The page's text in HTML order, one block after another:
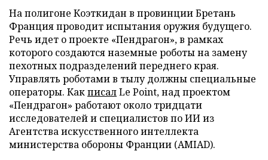
На полигоне Коэткидан в провинции Бретань
Франция проводит испытания оружия будущего.
Речь идет о проекте «Пендрагон», в рамках
которого создаются наземные роботы на замену
пехотных подразделений переднего края.
Управлять роботами в тылу должны специальные
операторы. КакписалLe Point, над проектом
«Пендрагон» работают около тридцати
исследователей и специалистов по ИИ из
Агентства искусственного интеллекта
министерства обороны Франции (AMIAD).